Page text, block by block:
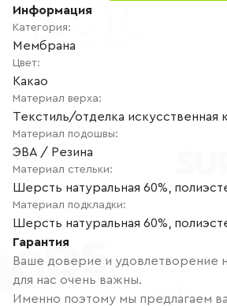
Информация
Категория:
Мембрана
Цвет:
Какао
Материал верха:
Текстиль/отделка искусственная
Материал подошвы:
ЭВА / Резина
Материал стельки:
Шерсть натуральная 60%,
Материал подкладки:
Шерсть натуральная 60%,
Гарантия
Ваше доверие и удовлетворение
для нас очень важны.
Именно поэтому мы предлагаем